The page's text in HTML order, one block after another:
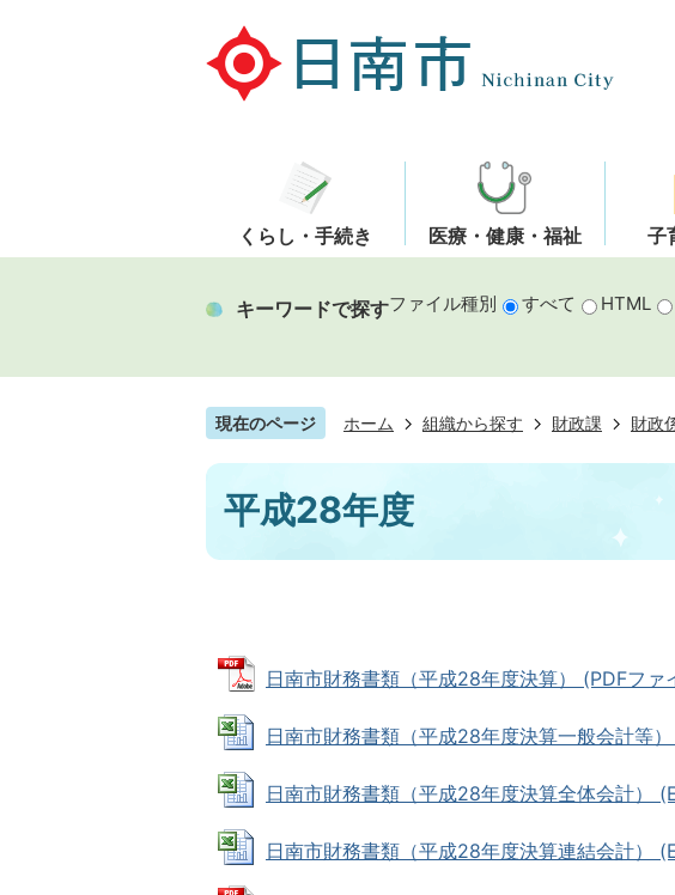
くらし・手続き 医療・健康・福祉 子
キーワードで探すファイル種別 すべて HTML
現在のページ ホーム 組織から探す 財政課 財政
平成28年度
日南市財務書類（平成28年度決算） (PDFファ
日南市財務書類（平成28年度決算一般会計等
日南市財務書類（平成28年度決算全体会計）
日南市財務書類（平成28年度決算連結会計）